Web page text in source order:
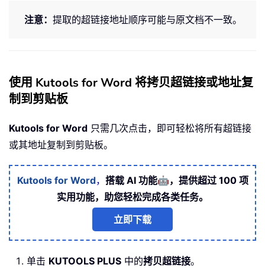
注意： 提取的超链接地址顺序可能与原文档不一致。
使用 Kutools for Word 将拷贝超链接或地址复
制到剪贴板
Kutools for Word 只需几次点击，即可轻松将所有超链接
或其地址复制到剪贴板。
Kutools for Word， 搭载 AI 功能🤖，提供超过 100 项
实用功能，助您轻松完成各类任务。
立即下载
单击 KUTOOLS PLUS 中的拷贝超链接。